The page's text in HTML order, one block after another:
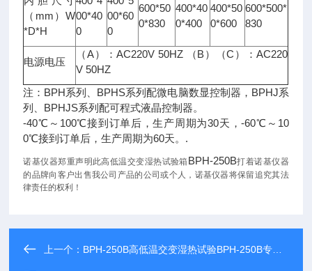
（mm）W
*D*H
00*40
0
00*60
0
600*50
0*830
400*40
0*400
400*50
0*600
600*500*
830
电源电压
（A）：AC220V 50HZ （B）（C）：AC220
V 50HZ
注：BPH系列、BPHS系列配微电脑数显控制器，BPHJ系
列、BPHJS系列配可程式液晶控制器。
-40℃～100℃接到订单后，生产周期为30天，-60℃～10
0℃接到订单后，生产周期为60天。.
诺基仪器郑重声明此高低温交变湿热试验箱 BPH-250B打着诺基仪器
的品牌向客户出售我公司产品的公司或个人，诺基仪器将保留追究其法
律责任的权利！
上一个： BPH-250B高低温交变湿热试验BPH-250B专业制造厂家